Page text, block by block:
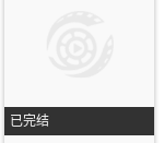
已完结